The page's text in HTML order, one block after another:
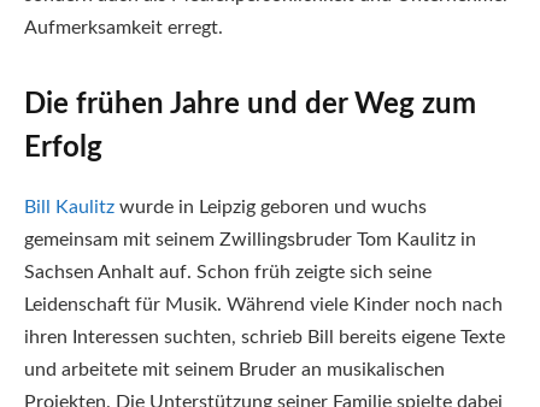
Aufmerksamkeit erregt.
Die frühen Jahre und der Weg zum
Erfolg
Bill Kaulitz wurde in Leipzig geboren und wuchs
gemeinsam mit seinem Zwillingsbruder Tom Kaulitz in
Sachsen Anhalt auf. Schon früh zeigte sich seine
Leidenschaft für Musik. Während viele Kinder noch nach
ihren Interessen suchten, schrieb Bill bereits eigene Texte
und arbeitete mit seinem Bruder an musikalischen
Projekten. Die Unterstützung seiner Familie spielte dabei